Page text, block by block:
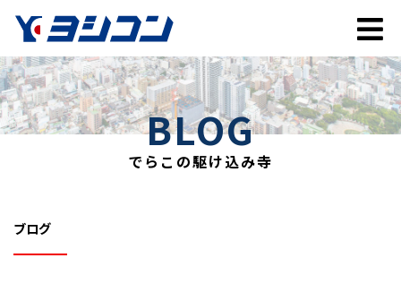
BLOG
でらこの駆け込み寺
ブログ